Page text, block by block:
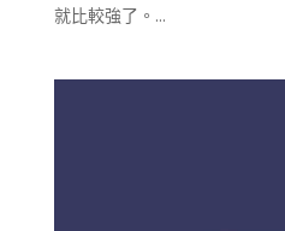
就比較強了。...